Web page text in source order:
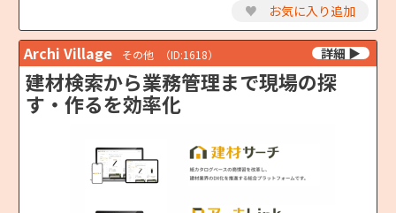
♥ お気に入り追加
Archi Village その他 （ID:1618）
建材検索から業務管理まで現場の探
す・作るを効率化